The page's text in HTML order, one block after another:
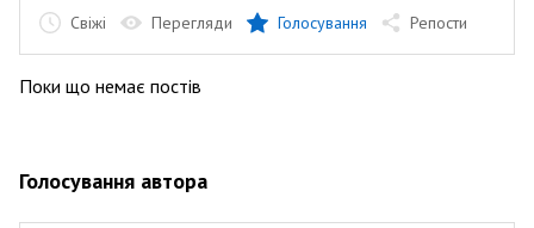
Свіжі Перегляди Голосування Репости
Поки що немає постів
Голосування автора